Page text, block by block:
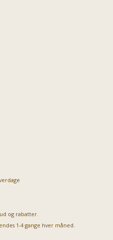
og rabatter.
1-4 gange hver måned.